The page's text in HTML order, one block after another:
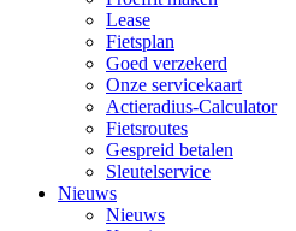
Lease
Fietsplan
Goed verzekerd
Onze servicekaart
Actieradius-Calculator
Fietsroutes
Gespreid betalen
Sleutelservice
Nieuws
Nieuws